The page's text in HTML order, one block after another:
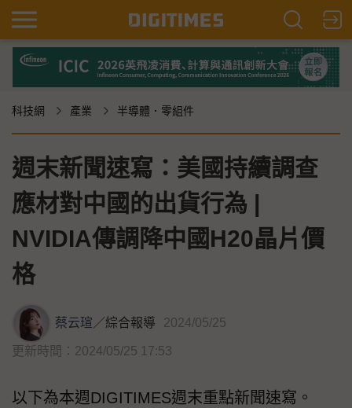
科技網 產業 半導體．零組件
週末新聞速寫：美國持續調查
應材對中國的出貨行為 |
NVIDIA傳調降中國H20晶片價
格
蔡云瑄／綜合報導 2024/05/25
更新時間：2024/05/25 17:53
以下為本週DIGITIMES週末重點新聞速寫。